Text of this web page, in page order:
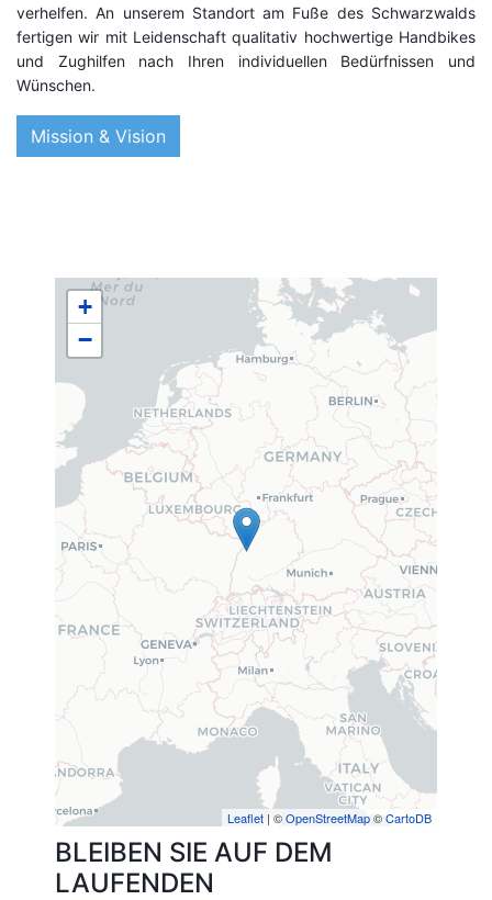
verhelfen. An unserem Standort am Fuße des Schwarzwalds
fertigen wir mit Leidenschaft qualitativ hochwertige Handbikes
und Zughilfen nach Ihren individuellen Bedürfnissen und
Wünschen.
Mission & Vision
+
−
Leaflet | ©OpenStreetMap©CartoDB
BLEIBEN SIE AUF DEM
LAUFENDEN